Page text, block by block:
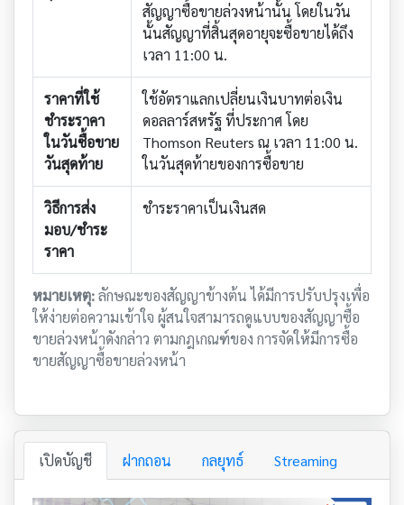
หมายเหตุ:ลักษณะของสัญญาข้างต้น ได้มีการปรับปรุงเพื่อ
ให้ง่ายต่อความเข้าใจ ผู้สนใจสามารถดูแบบของสัญญาซื้อ
ขายล่วงหน้าดังกล่าว ตามกฎเกณฑ์ของ การจัดให้มีการซื้อ
ขายสัญญาซื้อขายล่วงหน้า
สัญญาซื้อขายล่วงหน้านั้น โดยในวัน
นั้นสัญญาที่สิ้นสุดอายุจะซื้อขายได้ถึง
เวลา 11:00 น.
ราคาที่ใช้
ชำระราคา
ในวันซื้อขาย
วันสุดท้าย
ใช้อัตราแลกเปลี่ยนเงินบาทต่อเงิน
ดอลลาร์สหรัฐ ที่ประกาศ โดย
Thomson Reuters ณ เวลา 11:00 น.
ในวันสุดท้ายของการซื้อขาย
วิธีการส่ง
มอบ/ชำระ
ราคา
ชำระราคาเป็นเงินสด
เปิดบัญชี ฝากถอน กลยุทธ์ Streaming